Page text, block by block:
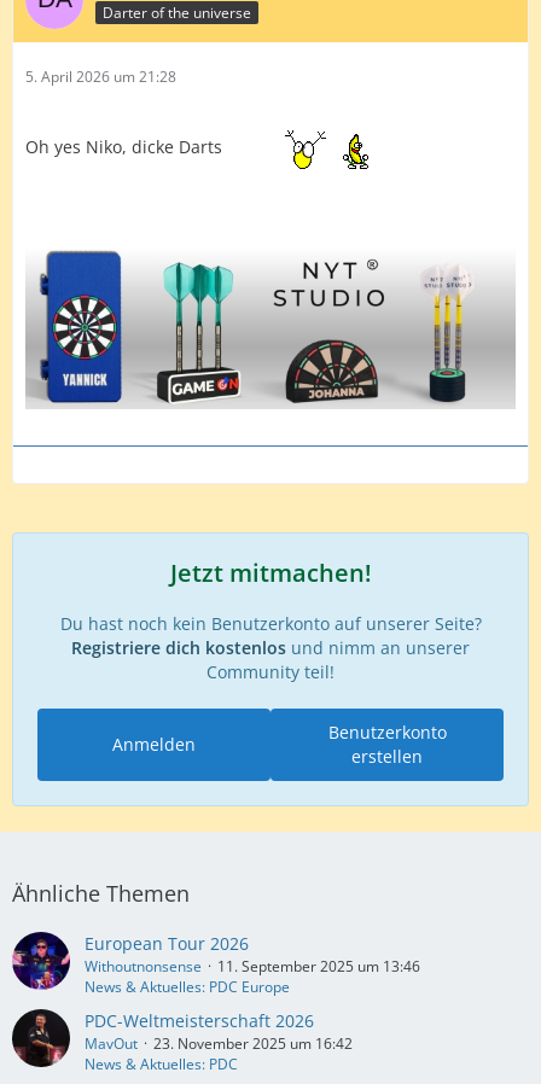
Darter of the universe
5. April 2026 um 21:28
Oh yes Niko, dicke Darts
Jetzt mitmachen!
Du hast noch kein Benutzerkonto auf unserer Seite?
Registriere dich kostenlos und nimm an unserer
Community teil!
Benutzerkonto
erstellen
Anmelden
Ähnliche Themen
European Tour 2026
Withoutnonsense
11. September 2025 um 13:46
News & Aktuelles: PDC Europe
PDC-Weltmeisterschaft 2026
MavOut
23. November 2025 um 16:42
News & Aktuelles: PDC